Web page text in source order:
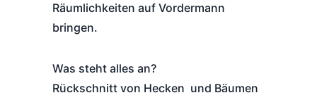
Räumlichkeiten auf Vordermann
bringen.
Was steht alles an?
Rückschnitt von Hecken und Bäumen